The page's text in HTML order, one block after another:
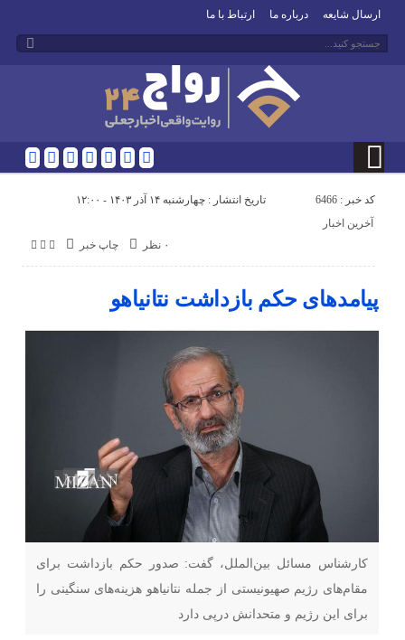
ارسال شایعه درباره ما ارتباط با ما
کد خبر : 6466 تاریخ انتشار : چهارشنبه ۱۴ آذر ۱۴۰۳ - ۱۲:۰۰
چاپ خبر ۰ نظر
آخرین اخبار
پیامد‌های حکم بازداشت نتانیاهو
کارشناس مسائل بین‌الملل، گفت: صدور حکم بازداشت برای
مقام‌های رژیم صهیونیستی از جمله نتانیاهو هزینه‌های سنگینی را
برای این رژیم و متحدانش درپی دارد